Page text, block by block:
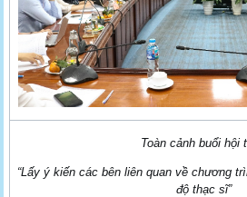
Toàn cảnh buổi hội
“Lấy ý kiến các bên liên quan về chương
độ thạc sĩ”